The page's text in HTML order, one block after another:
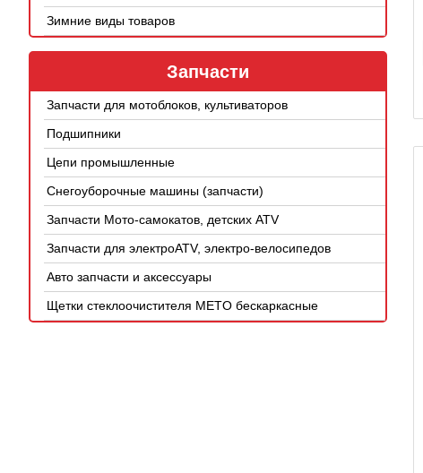
Зимние виды товаров
Запчасти
Запчасти для мотоблоков, культиваторов
Подшипники
Цепи промышленные
Снегоуборочные машины (запчасти)
Запчасти Мото-самокатов, детских ATV
Запчасти для электроATV, электро-велосипедов
Авто запчасти и аксессуары
Щетки стеклоочистителя METO бескаркасные